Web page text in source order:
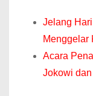
Jelang
Menggelar
Acara
Jokowi